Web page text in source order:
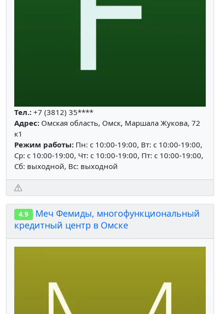
Тел.: +7 (3812) 35****
Адрес: Омская область, Омск, Маршала Жукова, 72
к1
Режим работы: Пн: c 10:00-19:00, Вт: c 10:00-19:00,
Ср: c 10:00-19:00, Чт: c 10:00-19:00, Пт: c 10:00-19:00,
Сб: выходной, Вс: выходной
4.9
Меч Фемиды, многофункциональный
кредитный центр в Омске